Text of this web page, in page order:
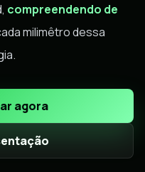
compreendendo de
milimêtro dessa
agora